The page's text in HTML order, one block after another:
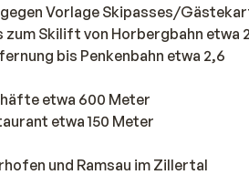
Vorlage Skipasses/
zum Skilift von Horbergbahn etwa 2
bis Penkenbahn etwa 2,6
etwa 600 Meter
etwa 150 Meter
und Ramsau im Zillertal